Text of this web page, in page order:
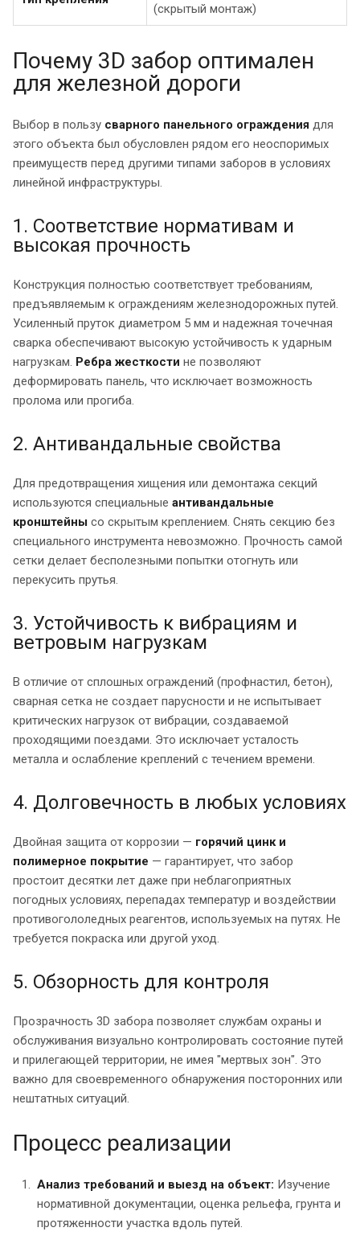
(скрытый монтаж)
Почему 3D забор оптимален
для железной дороги
Выбор в пользу сварного панельного ограждения для
этого объекта был обусловлен рядом его неоспоримых
преимуществ перед другими типами заборов в условиях
линейной инфраструктуры.
1. Соответствие нормативам и
высокая прочность
Конструкция полностью соответствует требованиям,
предъявляемым к ограждениям железнодорожных путей.
Усиленный пруток диаметром 5 мм и надежная точечная
сварка обеспечивают высокую устойчивость к ударным
нагрузкам. Ребра жесткости не позволяют
деформировать панель, что исключает возможность
пролома или прогиба.
2. Антивандальные свойства
Для предотвращения хищения или демонтажа секций
используются специальные антивандальные
кронштейны со скрытым креплением. Снять секцию без
специального инструмента невозможно. Прочность самой
сетки делает бесполезными попытки отогнуть или
перекусить прутья.
3. Устойчивость к вибрациям и
ветровым нагрузкам
В отличие от сплошных ограждений (профнастил, бетон),
сварная сетка не создает парусности и не испытывает
критических нагрузок от вибрации, создаваемой
проходящими поездами. Это исключает усталость
металла и ослабление креплений с течением времени.
4. Долговечность в любых условиях
Двойная защита от коррозии — горячий цинк и
полимерное покрытие — гарантирует, что забор
простоит десятки лет даже при неблагоприятных
погодных условиях, перепадах температур и воздействии
противогололедных реагентов, используемых на путях. Не
требуется покраска или другой уход.
5. Обзорность для контроля
Прозрачность 3D забора позволяет службам охраны и
обслуживания визуально контролировать состояние путей
и прилегающей территории, не имея "мертвых зон". Это
важно для своевременного обнаружения посторонних или
нештатных ситуаций.
Процесс реализации
Анализ требований и выезд на объект: Изучение
нормативной документации, оценка рельефа, грунта и
протяженности участка вдоль путей.